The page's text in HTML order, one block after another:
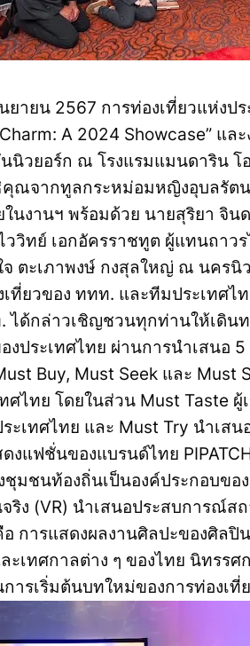
ายน 2567 การท่องเที่ยวแห่งป
A 2024 Showcase” แล
นิวยอร์ก ณ โรงแรมแมนดาริน โ
ณจากทูลกระหม่อมหญิงอุบลรัต
นงานฯ พร้อมด้วย นายสุริยา จิ
ววิทย์ เอกอัครราชทูต ผู้แทนถา
จ ตะเภาพงษ์ กงสุลใหญ่ ณ นคร
ที่ยวของ ททท. และทีมประเทศไ
ได้กล่าวเชิญชวนทุกท่านให้เดิน
ประเทศไทย ผ่านการนำเสนอ
Buy, Must Seek และ Must
ศไทย โดยในส่วน Must Taste
ะเทศไทย และ Must Try นำเส
งแฟชั่นของแบรนด์ไทย
มชนท้องถิ่นเป็นองค์ประกอบขอ
ริง (VR) นำเสนอประสบการณ์
อ การแสดงผลงานศิลปะของศิล
เทศกาลต่าง ๆ ของไทย นิทรรศ
ารเริ่มต้นบทใหม่ของการท่องเที่